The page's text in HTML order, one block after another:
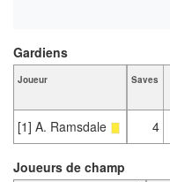
Joueur Saves
[1] A. Ramsdale 4
Gardiens
Joueurs de champ